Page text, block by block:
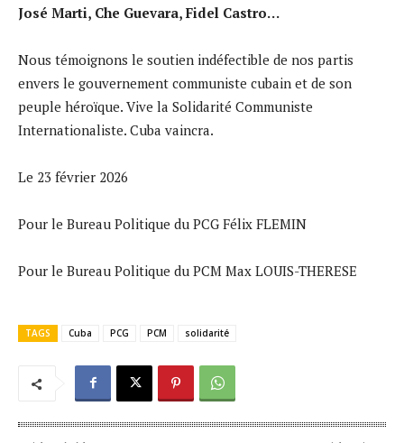
José Marti, Che Guevara, Fidel Castro…
Nous témoignons le soutien indéfectible de nos partis
envers le gouvernement communiste cubain et de son
peuple héroïque. Vive la Solidarité Communiste
Internationaliste. Cuba vaincra.
Le 23 février 2026
Pour le Bureau Politique du PCG Félix FLEMIN
Pour le Bureau Politique du PCM Max LOUIS-THERESE
TAGS Cuba PCG PCM solidarité